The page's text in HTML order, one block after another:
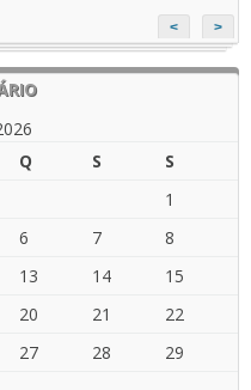
< >
Q S
S
1
6 7
8
13 14
15
20 21
22
27 28
29